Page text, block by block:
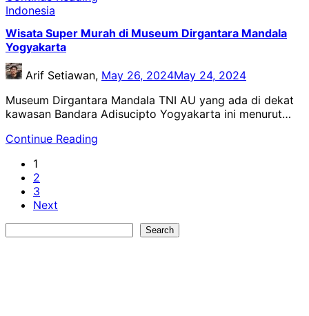
Indonesia
Wisata Super Murah di Museum Dirgantara Mandala
Yogyakarta
Arif Setiawan, May 26, 2024May 24, 2024
Museum Dirgantara Mandala TNI AU yang ada di dekat
kawasan Bandara Adisucipto Yogyakarta ini menurut…
Continue Reading
1
2
3
Next
Search